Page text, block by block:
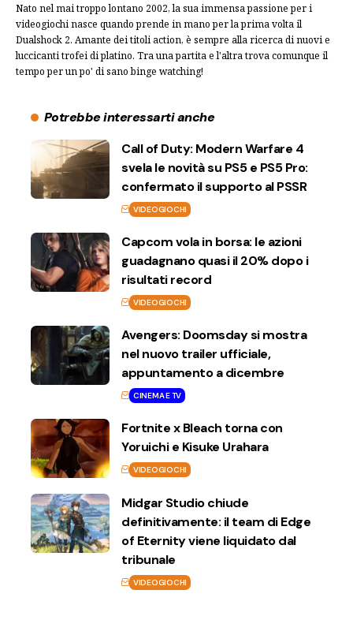
Nato nel mai troppo lontano 2002, la sua immensa passione per i
videogiochi nasce quando prende in mano per la prima volta il
Dualshock 2. Amante dei titoli action, è sempre alla ricerca di nuovi e
luccicanti trofei di platino. Tra una partita e l'altra trova comunque il
tempo per un po' di sano binge watching!
Potrebbe interessarti anche
Call of Duty: Modern Warfare 4
svela le novità su PS5 e PS5 Pro:
confermato il supporto al PSSR
VIDEOGIOCHI
Capcom vola in borsa: le azioni
guadagnano quasi il 20% dopo i
risultati record
VIDEOGIOCHI
Avengers: Doomsday si mostra
nel nuovo trailer ufficiale,
appuntamento a dicembre
CINEMA E TV
Fortnite x Bleach torna con
Yoruichi e Kisuke Urahara
VIDEOGIOCHI
Midgar Studio chiude
definitivamente: il team di Edge
of Eternity viene liquidato dal
tribunale
VIDEOGIOCHI